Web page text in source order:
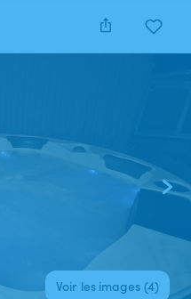
Voir les images (4)